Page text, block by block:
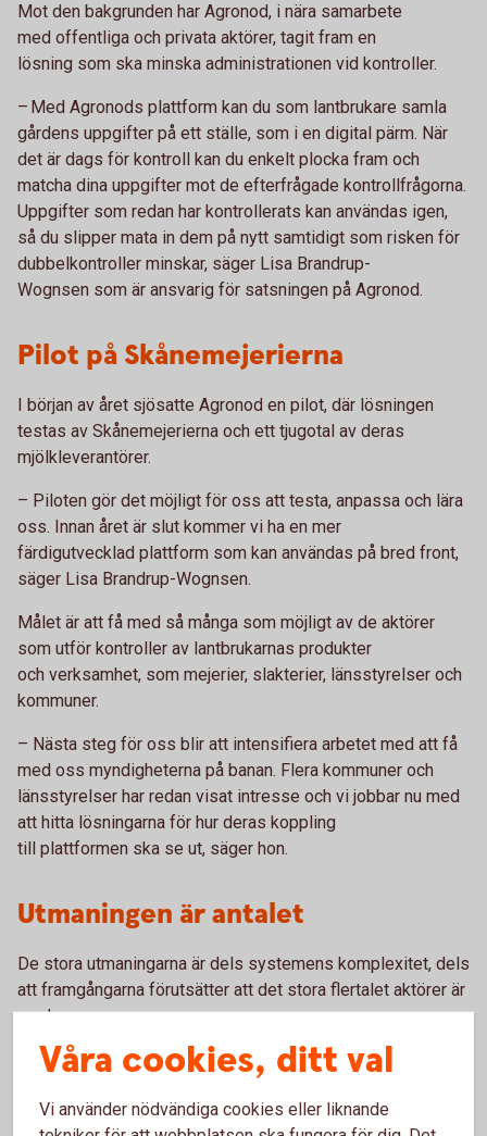
Mot den bakgrunden har Agronod, i nära samarbete
med offentliga och privata aktörer, tagit fram en
lösning som ska minska administrationen vid kontroller.
– Med Agronods plattform kan du som lantbrukare samla
gårdens uppgifter på ett ställe, som i en digital pärm. När
det är dags för kontroll kan du enkelt plocka fram och
matcha dina uppgifter mot de efterfrågade kontrollfrågorna.
Uppgifter som redan har kontrollerats kan användas igen,
så du slipper mata in dem på nytt samtidigt som risken för
dubbelkontroller minskar, säger Lisa Brandrup-
Wognsen som är ansvarig för satsningen på Agronod.
Pilot på Skånemejerierna
I början av året sjösatte Agronod en pilot, där lösningen
testas av Skånemejerierna och ett tjugotal av deras
mjölkleverantörer.
– Piloten gör det möjligt för oss att testa, anpassa och lära
oss. Innan året är slut kommer vi ha en mer
färdigutvecklad plattform som kan användas på bred front,
säger Lisa Brandrup-Wognsen.
Målet är att få med så många som möjligt av de aktörer
som utför kontroller av lantbrukarnas produkter
och verksamhet, som mejerier, slakterier, länsstyrelser och
kommuner.
– Nästa steg för oss blir att intensifiera arbetet med att få
med oss myndigheterna på banan. Flera kommuner och
länsstyrelser har redan visat intresse och vi jobbar nu med
att hitta lösningarna för hur deras koppling
till plattformen ska se ut, säger hon.
Utmaningen är antalet
De stora utmaningarna är dels systemens komplexitet, dels
att framgångarna förutsätter att det stora flertalet aktörer är
med.
– För att få till den hävstång vi hoppas på måste vi få med
majoriteten av de privata och offentliga aktörerna. Vi måste
få dem att hålla jämna steg i utvecklingsarbetet och lyckas
Våra cookies, ditt val
Vi använder nödvändiga cookies eller liknande